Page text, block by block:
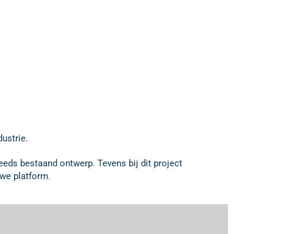
bestaand ontwerp. Tevens bij dit project
platform.